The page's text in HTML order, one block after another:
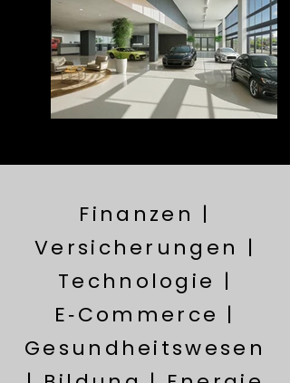
Finanzen |
Versicherungen |
Technologie |
E‑Commerce |
Gesundheitswesen